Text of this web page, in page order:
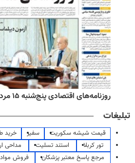
روزنامه‌های اقتصادی پنج‌شنبه ۱۵ مرداد ۱۴۰۵
تبلیغات
قیمت شیشه سکوریت سفیر خرید
تور کربلا
استند تسلیت مداحی
مرجع پاسخ معتبر پزشکان
فروش